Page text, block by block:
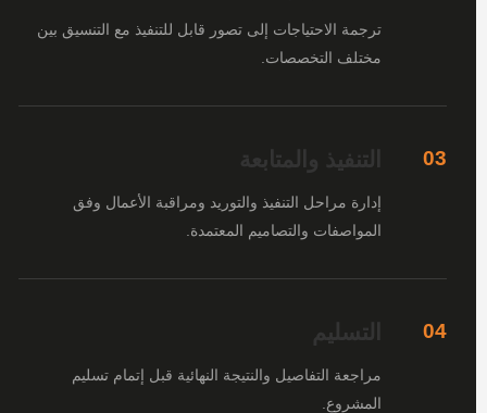
ترجمة الاحتياجات إلى تصور قابل للتنفيذ مع التنسيق بين
مختلف التخصصات.
03 التنفيذ والمتابعة
إدارة مراحل التنفيذ والتوريد ومراقبة الأعمال وفق
المواصفات والتصاميم المعتمدة.
04 التسليم
مراجعة التفاصيل والنتيجة النهائية قبل إتمام تسليم
المشروع.